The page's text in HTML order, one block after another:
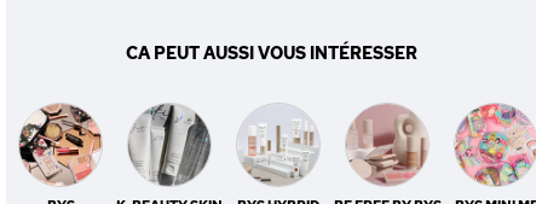
CA PEUT AUSSI VOUS INTÉRESSER